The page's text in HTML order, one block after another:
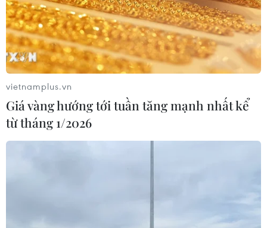
vietnamplus.vn
Giá vàng hướng tới tuần tăng mạnh nhất kể
từ tháng 1/2026